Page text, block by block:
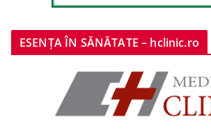
ESENȚA ÎN SĂNĂTATE – hclinic.ro